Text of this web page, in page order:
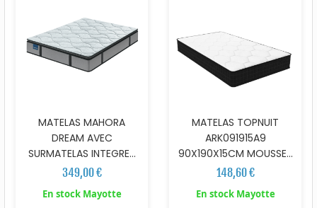
MATELAS MAHORA
DREAM AVEC
SURMATELAS INTEGRE...
349,00 €
En stock Mayotte
MATELAS TOPNUIT
ARK091915A9
90X190X15CM MOUSSE...
148,60 €
En stock Mayotte